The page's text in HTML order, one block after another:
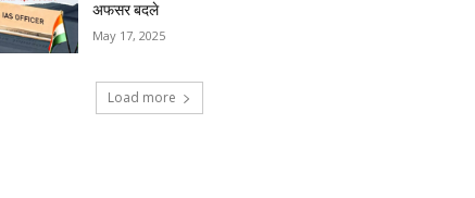
अफसर बदले
May 17, 2025
Load more